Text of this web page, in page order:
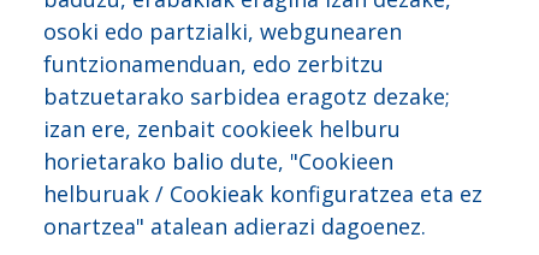
osoki edo partzialki, webgunearen
funtzionamenduan, edo zerbitzu
batzuetarako sarbidea eragotz dezake;
izan ere, zenbait cookieek helburu
horietarako balio dute, "Cookieen
helburuak / Cookieak konfiguratzea eta ez
onartzea" atalean adierazi dagoenez.